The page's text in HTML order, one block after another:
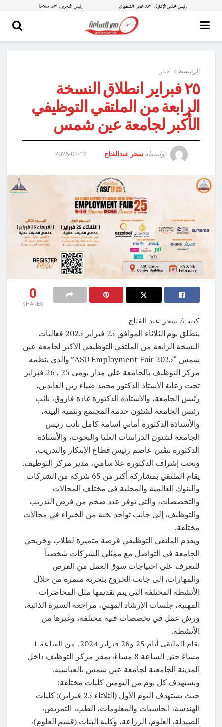
الرئيسية أخبار
٢٥ فبراير انطلاق النسخة
الرابعة من الملتقي التوظيفي
الأكبر لجامعة عين شمس
بواسطة سحر عبدالفتاح 2025-02-12
0
SHARES
كتبت/ سحر عبد الفتاح
ينطلق يوم الثلاثاء الموافق 25 فبراير 2025 فعاليات
النسخة الرابعة من الملتقي التوظيفي الأكبر لجامعة عين
شمس “ASU Employment Fair 2025” والذي ينظمه
مركز التوظيف بالجامعة علي مدار يومي 25 ، 26 فبراير
تحت رعاية الأستاذ الدكتور محمد ضياء زين العابدين،
رئيس الجامعة، والأستاذة الدكتورة غادة فاروق، نائب
رئيس الجامعة لشئون خدمة المجتمع وتنمية البيئة،
والأستاذة الدكتورة أماني أسامة كامل نائب رئيس
الجامعة لشئون الدراسات العليا والبحوث، والأستاذة
الدكتورة نيڤين عاصم رئيس قطاع الإبتكار والتدريب،
وتحت إشراف الدكتورة علا سامي، مدير مركز التوظيف.
يقام الملتقي بمشاركة أكثر من 65 شركة من الشركات
والبنوك العالمية والمحلية في مختلف المجالات
والتخصصات، والتي توفر عدد ضخم من فرص التدريب
والتوظيف، إلى جانب تواجد نخبة من الخبراء في مجالات
مختلفة.
ويقدم الملتقى التوظيفي فرصة متميزة لطلاب وخريجي
الجامعة في التواصل مع ممثلي الشركات شخصياً
للتعرف علي احتياجات سوق العمل من الفرص
والمهارات، إلى جانب الخروج بتجربة مثمرة من خلال
الأنشطة المختلفة التي يتم تقديمها مثل المحاضرات
المهنية، جلسات الإرشاد المهني، مراجعة السيرة الذاتية،
ورش عمل في تخصصات فنية مختلفة، وغيرها من
الأنشطة.
يقام الملتقى أيام 25 و26 فبراير 2024، من الساعة 1
مساءً حتى الساعة 8 مساءً، بمقر مركز التوظيف داخل
المدينة الجامعية لجامعة عين شمس بالعباسية.
ويستهدف كل يوم من اليومين كليات مختلفة:
حيث بستهدف اليوم الأول (الثلاثاء 25 فبراير): كليات
الهندسة، الحاسبات والمعلومات، الطب، التمريض،
الصيدلة، العلوم، الزراعة، وكلية البنات (قسم العلوم)،